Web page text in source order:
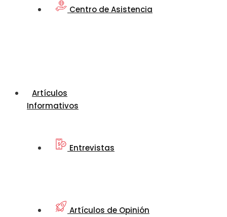
Centro de Asistencia
Artículos
Informativos
Entrevistas
Artículos de Opinión